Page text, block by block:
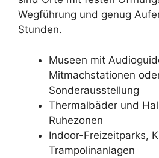
Wegführung und genug
Stunden.
Museen mit
Mitmachstationen
Sonderausstellung
Thermalbäder und
Ruhezonen
Indoor-Freizeitparks,
Trampolinanlagen